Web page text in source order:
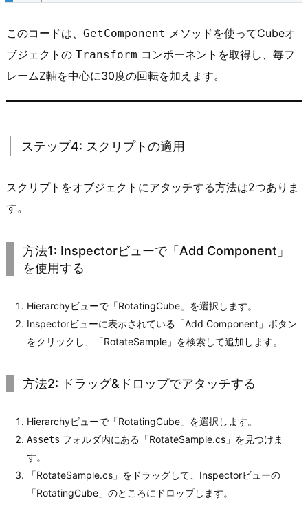
ッ
4:
ス
ク
ト
適
5.
ス
ー
カ
ッ
ト
を
使
このコードは、 GetComponent メソッドを使ってCubeオ
ブジェクトの Transform コンポーネントを取得し、毎フ
レームZ軸を中心に30度の回転を加えます。
ステップ4: スクリプトの適用
スクリプトをオブジェクトにアタッチする方法は2つありま
す。
方法1: Inspectorビューで「Add Component」
を使用する
Hierarchyビューで「RotatingCube」を選択します。
Inspectorビューに表示されている「Add Component」ボタン
をクリックし、「RotateSample」を検索して追加します。
方法2: ドラッグ&ドロップでアタッチする
Hierarchyビューで「RotatingCube」を選択します。
Assets フォルダ内にある「RotateSample.cs」を見つけま
す。
「RotateSample.cs」をドラッグして、Inspectorビューの
「RotatingCube」のところにドロップします。